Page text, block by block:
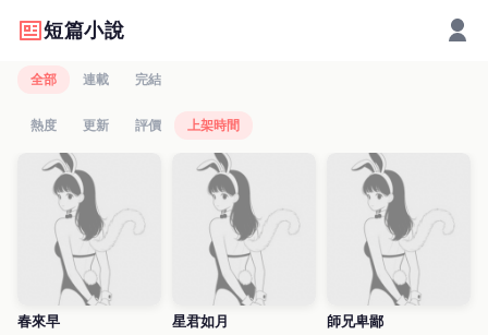
短篇小說
全部 連載 完結
熱度 更新 評價 上架時間
春來早 星君如月 師兄卑鄙